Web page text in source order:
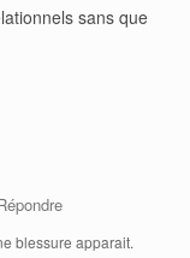
sans que
blessure apparait.